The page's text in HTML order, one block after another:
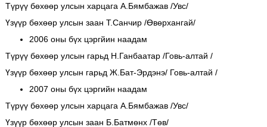
Түрүү бөхөөр улсын харцага А.Бямбажав /Увс/
Үзүүр бөхөөр улсын заан Т.Санчир /Өвөрхангай/
2006 оны бүх цэргйин наадам
Түрүү бөхөөр улсын гарьд Н.Ганбаатар /Говь-алтай /
Үзүүр бөхөөр улсын гарьд Ж.Бат-Эрдэнэ/ Говь-алтай /
2007 оны бүх цэргийн наадам
Түрүү бөхөөр улсын харцага А.Бямбажав /Увс/
Үзүүр бөхөөр улсын заан Б.Батмөнх /Төв/